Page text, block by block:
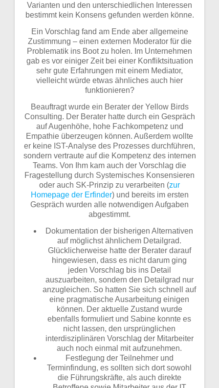
Varianten und den unterschiedlichen Interessen
bestimmt kein Konsens gefunden werden könne.
Ein Vorschlag fand am Ende aber allgemeine
Zustimmung – einen externen Moderator für die
Problematik ins Boot zu holen. Im Unternehmen
gab es vor einiger Zeit bei einer Konfliktsituation
sehr gute Erfahrungen mit einem Mediator,
vielleicht würde etwas ähnliches auch hier
funktionieren?
Beauftragt wurde ein Berater der Yellow Birds
Consulting. Der Berater hatte durch ein Gespräch
auf Augenhöhe, hohe Fachkompetenz und
Empathie überzeugen können. Außerdem wollte
er keine IST-Analyse des Prozesses durchführen,
sondern vertraute auf die Kompetenz des internen
Teams. Von Ihm kam auch der Vorschlag die
Fragestellung durch Systemisches Konsensieren
oder auch SK-Prinzip zu verarbeiten (zur
Homepage der Erfinder) und bereits im ersten
Gespräch wurden alle notwendigen Aufgaben
abgestimmt.
Dokumentation der bisherigen Alternativen
auf möglichst ähnlichem Detailgrad.
Glücklicherweise hatte der Berater darauf
hingewiesen, dass es nicht darum ging
jeden Vorschlag bis ins Detail
auszuarbeiten, sondern den Detailgrad nur
anzugleichen. So hatten Sie sich schnell auf
eine pragmatische Ausarbeitung einigen
können. Der aktuelle Zustand wurde
ebenfalls formuliert und Sabine konnte es
nicht lassen, den ursprünglichen
interdisziplinären Vorschlag der Mitarbeiter
auch noch einmal mit aufzunehmen.
Festlegung der Teilnehmer und
Terminfindung, es sollten sich dort sowohl
die Führungskräfte, als auch direkte